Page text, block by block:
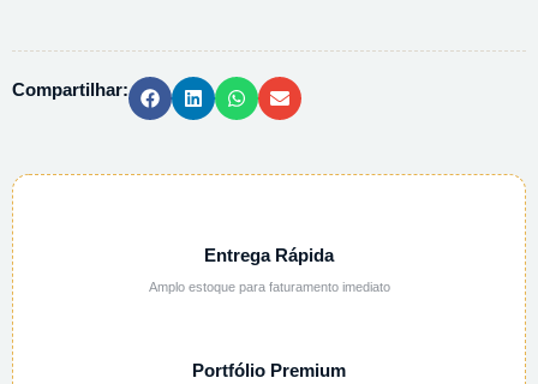
1L
Compartilhar:
Entrega Rápida
Amplo estoque para faturamento imediato
Portfólio Premium